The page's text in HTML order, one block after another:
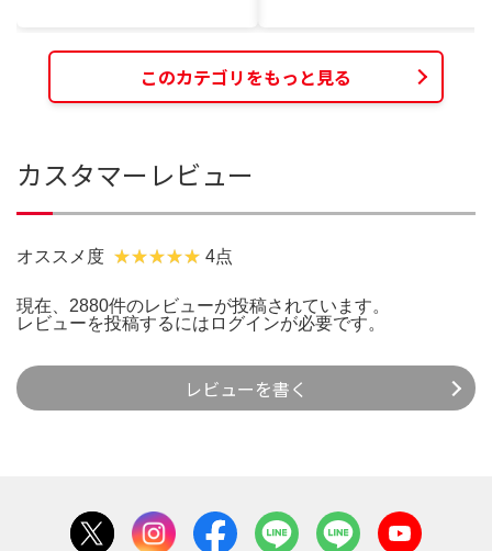
このカテゴリをもっと見る
カスタマーレビュー
オススメ度 4点
現在、2880件のレビューが投稿されています。
レビューを投稿するには ログインが必要です。
レビューを書く